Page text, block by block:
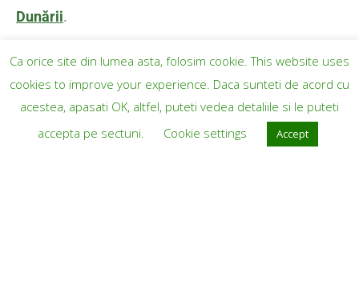
Dunării.
Contact
Email: contact@descoperadeltadunarii.ro
Telefon (Voce, Mesaj, WatsApp): 0757894456
Ca orice site din lumea asta, folosim cookie. This website uses
cookies to improve your experience. Daca sunteti de acord cu
acestea, apasati OK, altfel, puteti vedea detaliile si le puteti
accepta pe sectuni.
Cookie settings Accept